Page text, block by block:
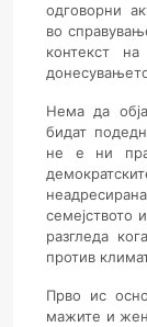
одговорни
во
контекст
Нема да
бидат
не е ни
не
семејството
разгледа
против
Прво ис
мажите и